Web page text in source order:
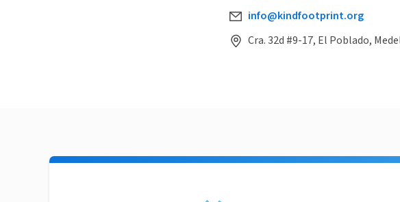
info@kindfootprint.org
Cra. 32d #9-17, El Poblado,